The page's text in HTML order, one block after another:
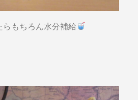
らもちろん水分補給